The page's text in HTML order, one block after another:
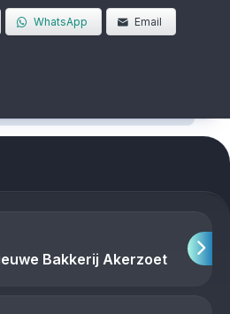
WhatsApp Email
Bakkerij Akerzoet